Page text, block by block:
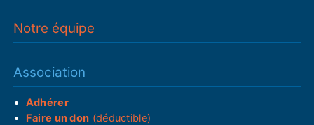
Notre équipe
Association
Adhérer
Faire un don (déductible)